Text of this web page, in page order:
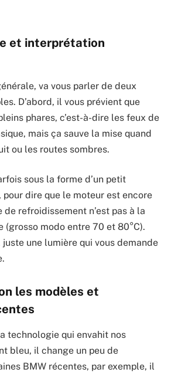
et interprétation
va vous parler de deux
D’abord, il vous prévient que
phares, c’est-à-dire les feux de
mais ça sauve la mise quand
ou les routes sombres.
sous la forme d’un petit
dire que le moteur est encore
refroidissement n’est pas à la
(grosso modo entre 70 et 80°C).
juste une lumière qui vous demande
les modèles et
technologie qui envahit nos
bleu, il change un peu de
BMW récentes, par exemple, il